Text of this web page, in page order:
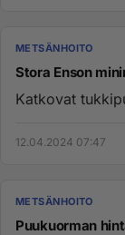
METSÄNHOITO
Stora Enson
Katkovat
12.04.2024 07:47
METSÄNHOITO
Puukuorman